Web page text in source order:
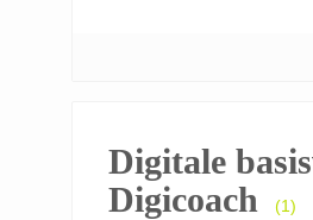
Digitale
Digicoach
(1)